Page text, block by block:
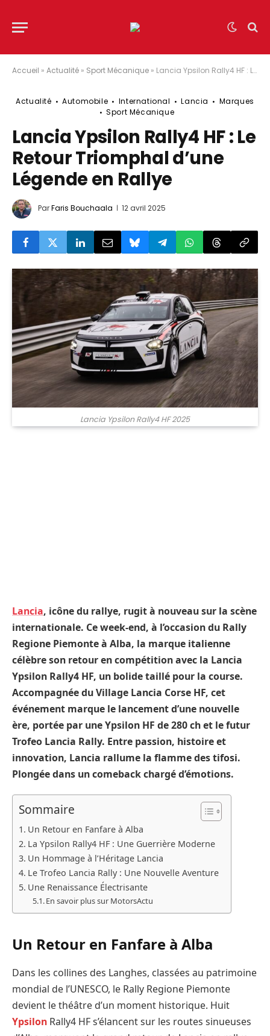
Accueil » Actualité » Sport Mécanique » Lancia Ypsilon Rally4 HF : Le Retour Triomphal d’une Légende en Rallye
Actualité Automobile International Lancia
Marques
Sport Mécanique
Lancia Ypsilon Rally4 HF : Le
Retour Triomphal d’une
Légende en Rallye
ParFaris Bouchaala 12 avril 2025
Lancia Ypsilon Rally4 HF 2025
Lancia, icône du rallye, rugit à nouveau sur la scène
internationale. Ce week-end, à l’occasion du Rally
Regione Piemonte à Alba, la marque italienne
célèbre son retour en compétition avec la Lancia
Ypsilon Rally4 HF, un bolide taillé pour la course.
Accompagnée du Village Lancia Corse HF, cet
événement marque le lancement d’une nouvelle
ère, portée par une Ypsilon HF de 280 ch et le futur
Trofeo Lancia Rally. Entre passion, histoire et
innovation, Lancia rallume la flamme des tifosi.
Plongée dans un comeback chargé d’émotions.
Sommaire
Un Retour en Fanfare à Alba
La Ypsilon Rally4 HF : Une Guerrière Moderne
Un Hommage à l’Héritage Lancia
Le Trofeo Lancia Rally : Une Nouvelle Aventure
Une Renaissance Électrisante
En savoir plus sur MotorsActu
Un Retour en Fanfare à Alba
Dans les collines des Langhes, classées au patrimoine
mondial de l’UNESCO, le Rally Regione Piemonte
devient le théâtre d’un moment historique. Huit
Ypsilon Rally4 HF s’élancent sur les routes sinueuses